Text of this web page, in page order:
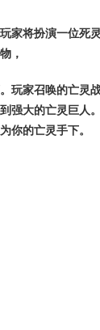
家将扮演一位死
，
玩家召唤的亡灵
强大的亡灵巨人
你的亡灵手下。